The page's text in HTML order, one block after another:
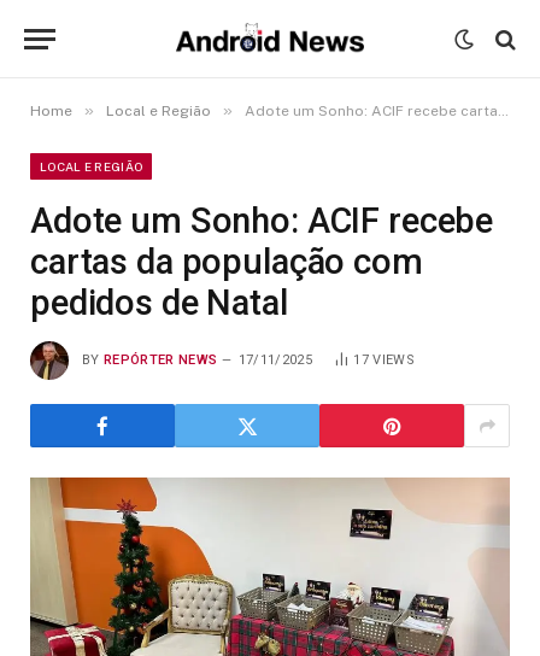
Home » Local e Região » Adote um Sonho: ACIF recebe cartas da população com pedidos de Natal
LOCAL E REGIÃO
Adote um Sonho: ACIF recebe
cartas da população com
pedidos de Natal
BY REPÓRTER NEWS 17/11/2025 17VIEWS